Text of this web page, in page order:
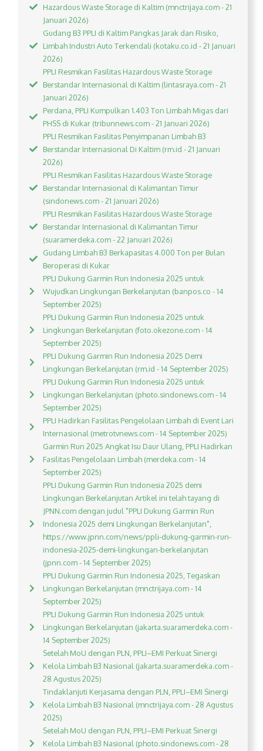
Hazardous Waste Storage di Kaltim (mnctrijaya.com - 21
Januari 2026)
Gudang B3 PPLI di Kaltim Pangkas Jarak dan Risiko,
Limbah Industri Auto Terkendali (kotaku.co.id - 21 Januari
2026)
PPLI Resmikan Fasilitas Hazardous Waste Storage
Berstandar Internasional di Kaltim (lintasraya.com - 21
Januari 2026)
Perdana, PPLI Kumpulkan 1.403 Ton Limbah Migas dari
PHSS di Kukar (tribunnews.com - 21 Januari 2026)
PPLI Resmikan Fasilitas Penyimpanan Limbah B3
Berstandar Internasional Di Kaltim (rm.id - 21 Januari
2026)
PPLI Resmikan Fasilitas Hazardous Waste Storage
Berstandar Internasional di Kalimantan Timur
(sindonews.com - 21 Januari 2026)
PPLI Resmikan Fasilitas Hazardous Waste Storage
Berstandar Internasional di Kalimantan Timur
(suaramerdeka.com - 22 Januari 2026)
Gudang Limbah B3 Berkapasitas 4.000 Ton per Bulan
Beroperasi di Kukar
PPLI Dukung Garmin Run Indonesia 2025 untuk
Wujudkan Lingkungan Berkelanjutan (banpos.co - 14
September 2025)
PPLI Dukung Garmin Run Indonesia 2025 untuk
Lingkungan Berkelanjutan (foto.okezone.com - 14
September 2025)
PPLI Dukung Garmin Run Indonesia 2025 Demi
Lingkungan Berkelanjutan (rm.id - 14 September 2025)
PPLI Dukung Garmin Run Indonesia 2025 untuk
Lingkungan Berkelanjutan (photo.sindonews.com - 14
September 2025)
PPLI Hadirkan Fasilitas Pengelolaan Limbah di Event Lari
Internasional (metrotvnews.com - 14 September 2025)
Garmin Run 2025 Angkat Isu Daur Ulang, PPLI Hadirkan
Fasilitas Pengelolaan Limbah (merdeka.com - 14
September 2025)
PPLI Dukung Garmin Run Indonesia 2025 demi
Lingkungan Berkelanjutan Artikel ini telah tayang di
JPNN.com dengan judul "PPLI Dukung Garmin Run
Indonesia 2025 demi Lingkungan Berkelanjutan",
https://www.jpnn.com/news/ppli-dukung-garmin-run-
indonesia-2025-demi-lingkungan-berkelanjutan
(jpnn.com - 14 September 2025)
PPLI Dukung Garmin Run Indonesia 2025, Tegaskan
Lingkungan Berkelanjutan (mnctrijaya.com - 14
September 2025)
PPLI Dukung Garmin Run Indonesia 2025 untuk
Lingkungan Berkelanjutan (jakarta.suaramerdeka.com -
14 September 2025)
Setelah MoU dengan PLN, PPLI–EMI Perkuat Sinergi
Kelola Limbah B3 Nasional (jakarta.suaramerdeka.com -
28 Agustus 2025)
Tindaklanjuti Kerjasama dengan PLN, PPLI–EMI Sinergi
Kelola Limbah B3 Nasional (mnctrijaya.com - 28 Agustus
2025)
Setelah MoU dengan PLN, PPLI–EMI Perkuat Sinergi
Kelola Limbah B3 Nasional (photo.sindonews.com - 28